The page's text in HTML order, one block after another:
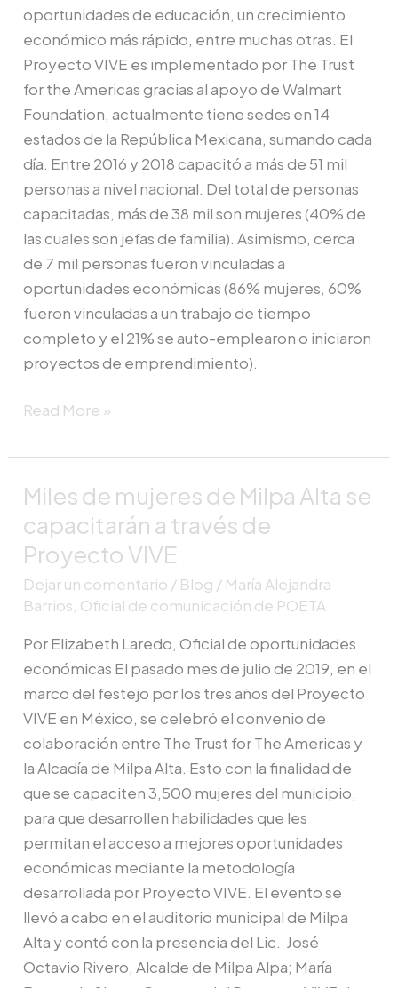
oportunidades de educación, un crecimiento
económico más rápido, entre muchas otras. El
Proyecto VIVE es implementado por The Trust
for the Americas gracias al apoyo de Walmart
Foundation, actualmente tiene sedes en 14
estados de la República Mexicana, sumando cada
día. Entre 2016 y 2018 capacitó a más de 51 mil
personas a nivel nacional. Del total de personas
capacitadas, más de 38 mil son mujeres (40% de
las cuales son jefas de familia). Asimismo, cerca
de 7 mil personas fueron vinculadas a
oportunidades económicas (86% mujeres, 60%
fueron vinculadas a un trabajo de tiempo
completo y el 21% se auto-emplearon o iniciaron
proyectos de emprendimiento).
Read More »
Miles de mujeres de Milpa Alta se
capacitarán a través de
Proyecto VIVE
Dejar un comentario / Blog / María Alejandra
Barrios, Oficial de comunicación de POETA
Por Elizabeth Laredo, Oficial de oportunidades
económicas El pasado mes de julio de 2019, en el
marco del festejo por los tres años del Proyecto
VIVE en México, se celebró el convenio de
colaboración entre The Trust for The Americas y
la Alcadía de Milpa Alta. Esto con la finalidad de
que se capaciten 3,500 mujeres del municipio,
para que desarrollen habilidades que les
permitan el acceso a mejores oportunidades
económicas mediante la metodología
desarrollada por Proyecto VIVE. El evento se
llevó a cabo en el auditorio municipal de Milpa
Alta y contó con la presencia del Lic. José
Octavio Rivero, Alcalde de Milpa Alpa; María
Miles
de
mujeres
de
Milpa
Alta
se
capacitarán
a
través
de
Proyecto
VIVE